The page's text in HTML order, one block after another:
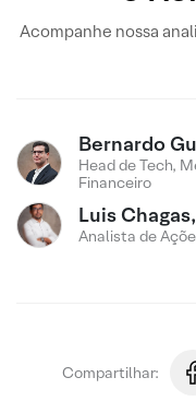
Acompanhe nossa
Bernardo
Head de Tech,
Financeiro
Luis
Analista de
Compartilhar: